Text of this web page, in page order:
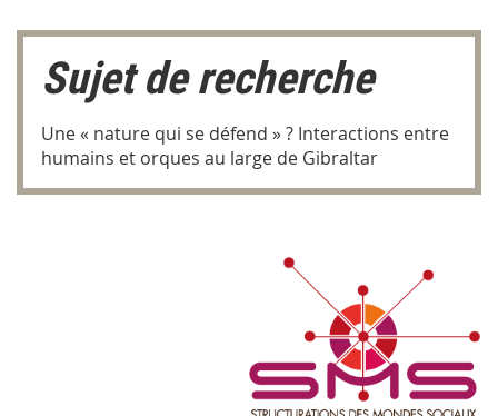
Sujet de recherche
Une « nature qui se défend » ? Interactions entre
humains et orques au large de Gibraltar